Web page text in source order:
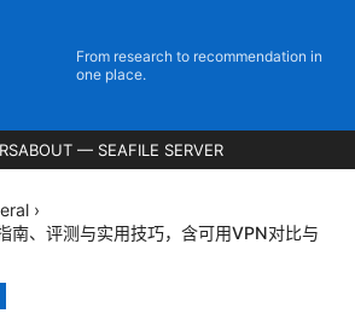
From research to recommendation in
one place.
ABOUT — SEAFILE SERVER
›
南、评测与实用技巧，含可用VPN对比与